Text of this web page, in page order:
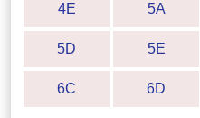
4E 5A
5D 5E
6C 6D